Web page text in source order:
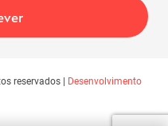
reservados |
Desenvolvimento